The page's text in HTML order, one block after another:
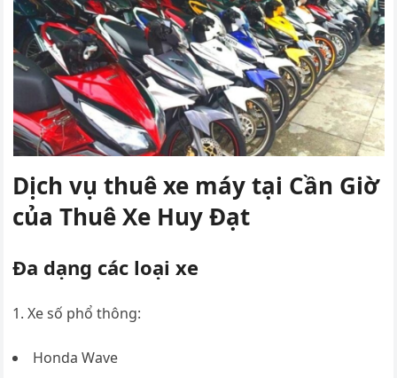
Dịch vụ thuê xe máy tại Cần Giờ
của Thuê Xe Huy Đạt
Đa dạng các loại xe
Xe số phổ thông:
Honda Wave